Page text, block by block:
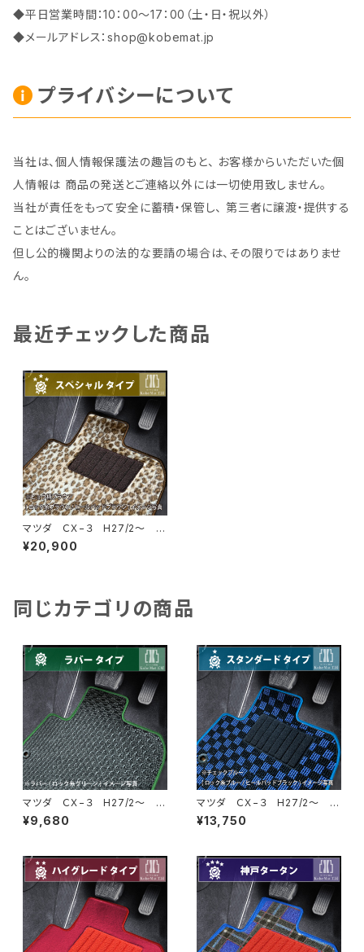
◆平日営業時間：10：00～17：00（土・日・祝以外）
◆メールアドレス：shop@kobemat.jp
プライバシーについて
当社は、個人情報保護法の趣旨のもと、 お客様からいただいた個
人情報は 商品の発送とご連絡以外には一切使用致しません。
当社が責任をもって安全に蓄積・保管し、 第三者に譲渡・提供する
ことはございません。
但し公的機関よりの法的な要請の場合は、その限りではありませ
ん。
最近チェックした商品
マツダ ＣＸ−３ H27/2〜 D
K系 フロアマット一式 カーマ
ット スペシャルタイプ
¥20,900
同じカテゴリの商品
マツダ ＣＸ−３ H27/2〜 D
K系 フロアマット一式 カーマ
ット 防水 ラバータイプ
¥9,680
マツダ ＣＸ−３ H27/2〜 D
K系 フロアマット一式 カーマ
ット スタンダードタイプ
¥13,750